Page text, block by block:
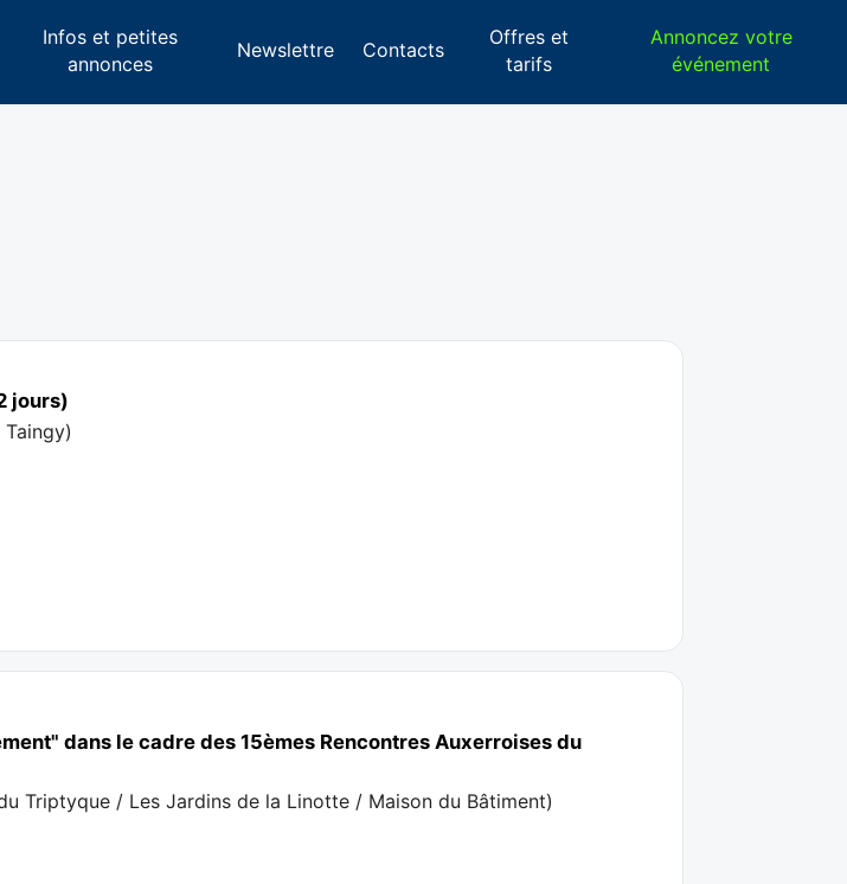
Infos et petites
annonces
Newslettre Contacts
Offres et
tarifs
Annoncez votre
événement
jours)
Taingy)
dans le cadre des 15èmes Rencontres Auxerroises du
Triptyque / Les Jardins de la Linotte / Maison du Bâtiment)